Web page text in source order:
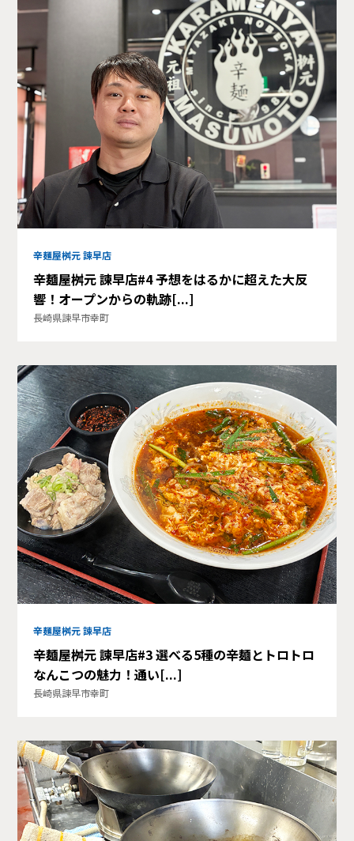
辛麺屋桝元 諫早店
辛麺屋桝元 諫早店#4 予想をはるかに超えた大反
響！オープンからの軌跡[...]
長崎県諫早市幸町
辛麺屋桝元 諫早店
辛麺屋桝元 諫早店#3 選べる5種の辛麺とトロトロ
なんこつの魅力！通い[...]
長崎県諫早市幸町